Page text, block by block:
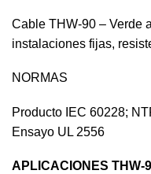
Cable THW-90 – Verde
instalaciones fijas,
NORMAS
Producto IEC 60228;
Ensayo UL 2556
APLICACIONES THW-